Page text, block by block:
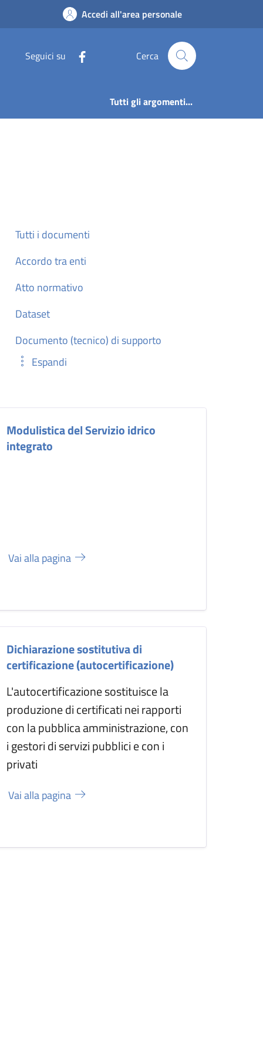
Accedi all'area personale
Seguici su Cerca
Tutti gli argomenti...
Tutti i documenti
Accordo tra enti
Atto normativo
Dataset
Documento (tecnico) di supporto
Espandi
Modulistica del Servizio idrico
integrato
Vai alla pagina
Dichiarazione sostitutiva di
certificazione (autocertificazione)
L'autocertificazione sostituisce la
produzione di certificati nei rapporti
con la pubblica amministrazione, con
i gestori di servizi pubblici e con i
privati
Vai alla pagina